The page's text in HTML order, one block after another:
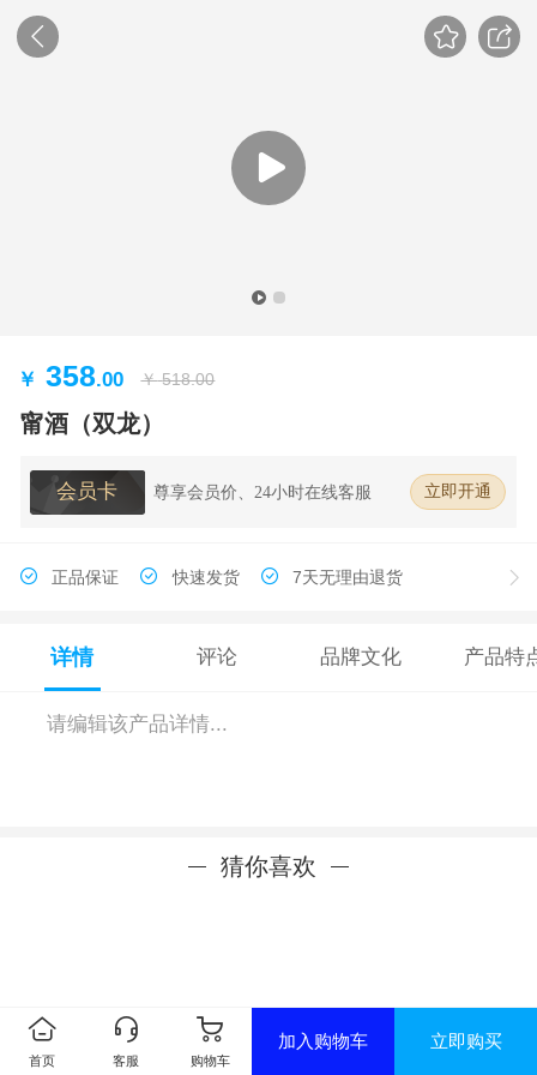
￥ 358.00 ￥ 518.00
甯酒（双龙）
会员卡 尊享会员价、24小时在线客服 立即开通
正品保证 快速发货 7天无理由退货
详情 评论 品牌文化 产品特
请编辑该产品详情...
猜你喜欢
首页 客服 购物车
加入购物车 立即购买